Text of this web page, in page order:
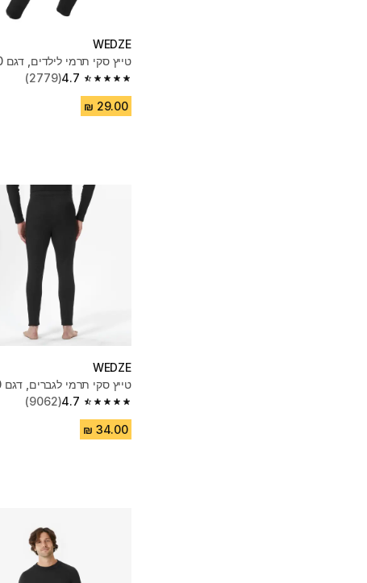
WEDZE
טייץ סקי תרמי לילדים, דגם BL100 - שחור
4.7
4.7 out of 5 stars from 2779 reviews
(2779)
WEDZE
טייץ סקי תרמי לגברים, דגם BL 100 - שחור
4.7
4.7 out of 5 stars from 9062 reviews
(9062)